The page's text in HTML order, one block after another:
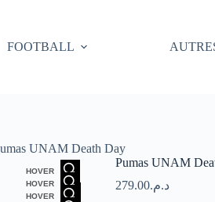
FOOTBALL
UNAM Death Day
HOVER
HOVER
HOVER
Pumas UNAM
د.م.279.00